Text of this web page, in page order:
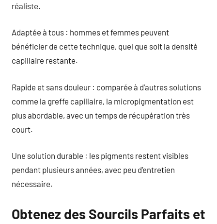
réaliste.
Adaptée à tous : hommes et femmes peuvent
bénéficier de cette technique, quel que soit la densité
capillaire restante.
Rapide et sans douleur : comparée à d’autres solutions
comme la greffe capillaire, la micropigmentation est
plus abordable, avec un temps de récupération très
court.
Une solution durable : les pigments restent visibles
pendant plusieurs années, avec peu d’entretien
nécessaire.
Obtenez des Sourcils Parfaits et